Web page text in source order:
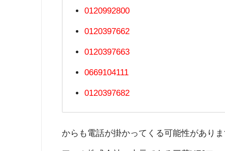
0120992800
0120397662
0120397663
0669104111
0120397682
からも電話が掛かってくる可能性があり